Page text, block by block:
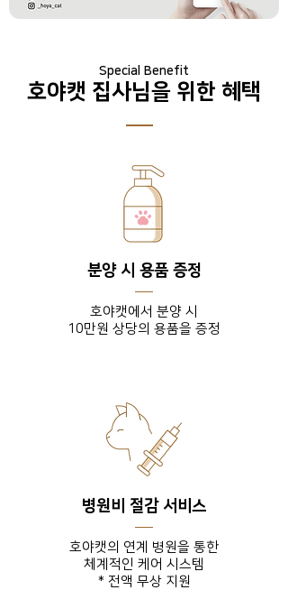
Special Benefit
호야캣 집사님을 위한 혜택
분양 시 용품 증정
호야캣에서 분양 시
10만원 상당의 용품을 증정
병원비 절감 서비스
호야캣의 연계 병원을 통한
체계적인 케어 시스템
* 전액 무상 지원